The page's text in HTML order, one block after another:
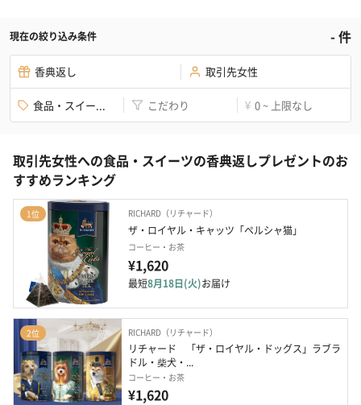
現在の絞り込み条件 -件
香典返し 取引先女性
食品・スイー... こだわり ¥ 0 ~ 上限なし
取引先女性への食品・スイーツの香典返しプレゼントのお
すすめランキング
1位 RICHARD（リチャード）
ザ・ロイヤル・キャッツ「ペルシャ猫」
コーヒー・お茶
¥1,620
最短8月18日(火)お届け
2位 RICHARD（リチャード）
リチャード　「ザ・ロイヤル・ドッグス」ラブラ
ドル・柴犬・...
コーヒー・お茶
¥1,620